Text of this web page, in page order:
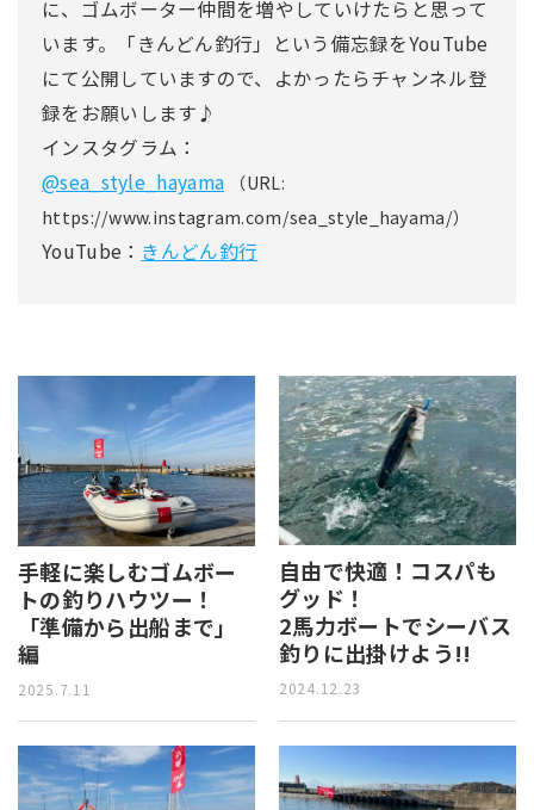
に、ゴムボーター仲間を増やしていけたらと思って
います。「きんどん釣行」という備忘録をYouTube
にて公開していますので、よかったらチャンネル登
録をお願いします♪
インスタグラム：
@sea_style_hayama
（URL:
https://www.instagram.com/sea_style_hayama/）
YouTube： きんどん釣行
手軽に楽しむゴムボー
トの釣りハウツー！
「準備から出船まで」
編
2025.7.11
自由で快適！コスパも
グッド！
2馬力ボートでシーバス
釣りに出掛けよう!!
2024.12.23